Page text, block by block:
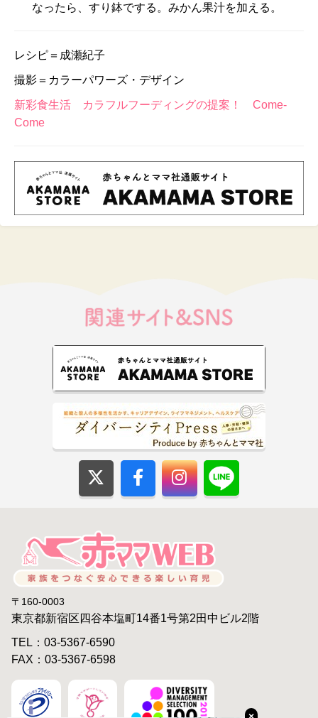
なったら、すり鉢でする。みかん果汁を加える。
レシピ＝成瀬紀子
撮影＝カラーパワーズ・デザイン
新彩食生活 カラフルフーディングの提案！ Come-
Come
〒160-0003
東京都新宿区四谷本塩町14番1号第2田中ビル2階
TEL：03-5367-6590
FAX：03-5367-6598